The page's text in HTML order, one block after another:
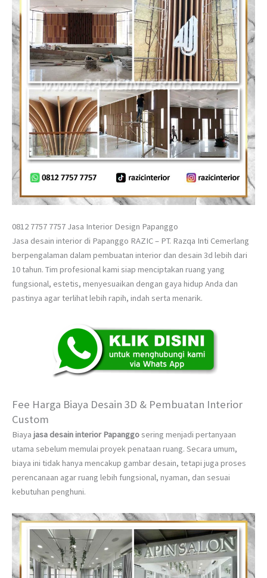
0812 7757 7757 Jasa Interior Design Papanggo
Jasa desain interior di Papanggo RAZIC – PT. Razqa Inti Cemerlang
berpengalaman dalam pembuatan interior dan desain 3d lebih dari
10 tahun. Tim profesional kami siap menciptakan ruang yang
fungsional, estetis, menyesuaikan dengan gaya hidup Anda dan
pastinya agar terlihat lebih rapih, indah serta menarik.
Fee Harga Biaya Desain 3D & Pembuatan Interior
Custom
Biaya jasa desain interior Papanggosering menjadi pertanyaan
utama sebelum memulai proyek penataan ruang. Secara umum,
biaya ini tidak hanya mencakup gambar desain, tetapi juga proses
perencanaan agar ruang lebih fungsional, nyaman, dan sesuai
kebutuhan penghuni.